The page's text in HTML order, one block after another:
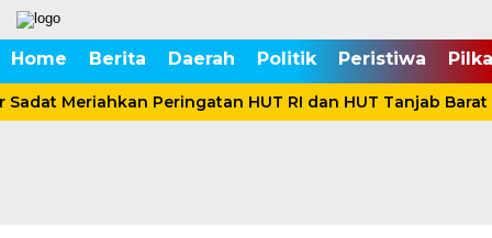
Home Berita Daerah Politik Peristiwa
Meriahkan Peringatan HUT RI dan HUT Tanjab Barat